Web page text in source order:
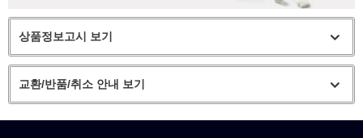
상품정보고시 보기
교환/반품/취소 안내 보기